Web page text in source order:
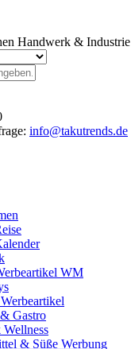
Handwerk & Industrie
info@takutrends.de
WM
Gastro
& Süße Werbung